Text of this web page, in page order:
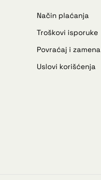
Način plaćanja
Troškovi isporuke
Povraćaj i zamena
Uslovi korišćenja